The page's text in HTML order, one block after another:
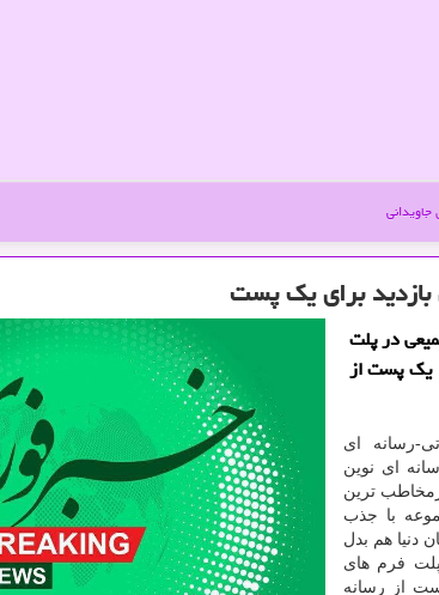
مخاطب تجمیعی در پلت
است. تنها در 24 ساعت، یک پست از
رسانه ای
سال ۱۳۹۴ در فضای رسانه ای نوین
ترین
با جذب
دنیا هم بدل
در پلت فرم های
۲۴ ساعت، یک پست از رسانه